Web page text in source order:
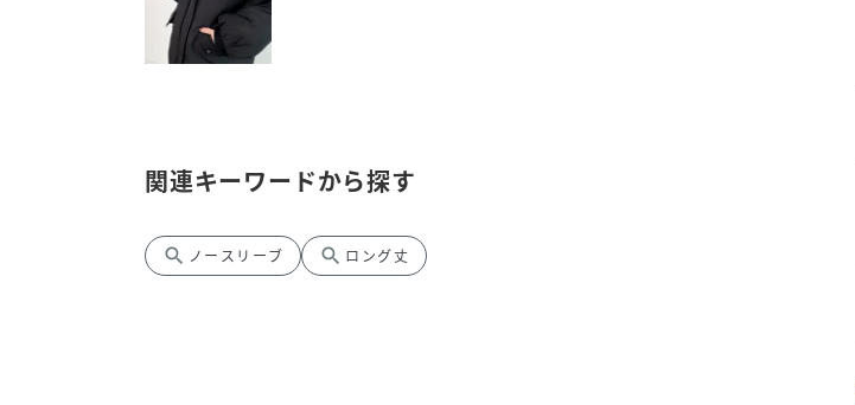
関連キーワードから探す
search ノースリーブ search ロング丈